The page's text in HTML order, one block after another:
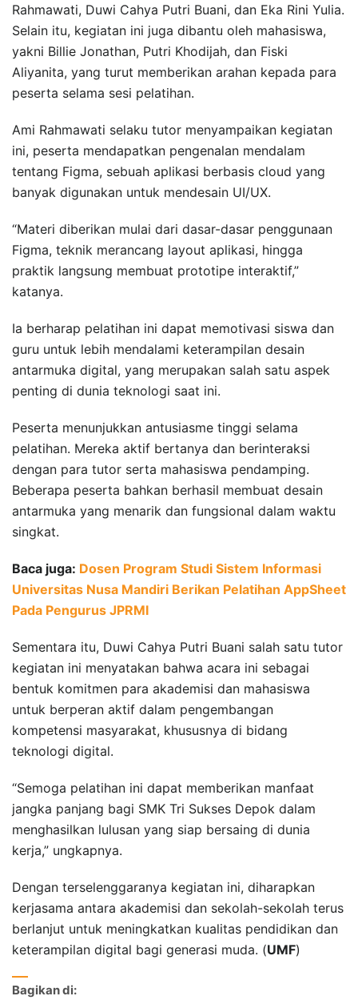
Rahmawati, Duwi Cahya Putri Buani, dan Eka Rini Yulia.
Selain itu, kegiatan ini juga dibantu oleh mahasiswa,
yakni Billie Jonathan, Putri Khodijah, dan Fiski
Aliyanita, yang turut memberikan arahan kepada para
peserta selama sesi pelatihan.
Ami Rahmawati selaku tutor menyampaikan kegiatan
ini, peserta mendapatkan pengenalan mendalam
tentang Figma, sebuah aplikasi berbasis cloud yang
banyak digunakan untuk mendesain UI/UX.
“Materi diberikan mulai dari dasar-dasar penggunaan
Figma, teknik merancang layout aplikasi, hingga
praktik langsung membuat prototipe interaktif,”
katanya.
Ia berharap pelatihan ini dapat memotivasi siswa dan
guru untuk lebih mendalami keterampilan desain
antarmuka digital, yang merupakan salah satu aspek
penting di dunia teknologi saat ini.
Peserta menunjukkan antusiasme tinggi selama
pelatihan. Mereka aktif bertanya dan berinteraksi
dengan para tutor serta mahasiswa pendamping.
Beberapa peserta bahkan berhasil membuat desain
antarmuka yang menarik dan fungsional dalam waktu
singkat.
Baca juga: Dosen Program Studi Sistem Informasi
Universitas Nusa Mandiri Berikan Pelatihan AppSheet
Pada Pengurus JPRMI
Sementara itu, Duwi Cahya Putri Buani salah satu tutor
kegiatan ini menyatakan bahwa acara ini sebagai
bentuk komitmen para akademisi dan mahasiswa
untuk berperan aktif dalam pengembangan
kompetensi masyarakat, khususnya di bidang
teknologi digital.
“Semoga pelatihan ini dapat memberikan manfaat
jangka panjang bagi SMK Tri Sukses Depok dalam
menghasilkan lulusan yang siap bersaing di dunia
kerja,” ungkapnya.
Dengan terselenggaranya kegiatan ini, diharapkan
kerjasama antara akademisi dan sekolah-sekolah terus
berlanjut untuk meningkatkan kualitas pendidikan dan
keterampilan digital bagi generasi muda. (UMF)
Bagikan di: